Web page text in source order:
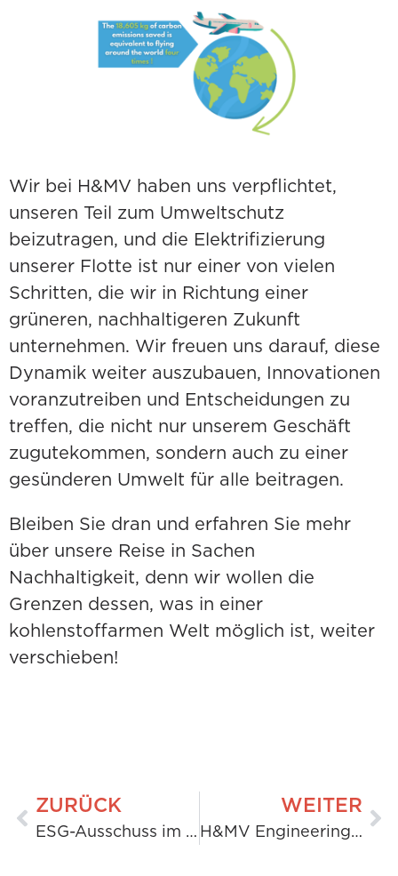
Wir bei H&MV haben uns verpflichtet,
unseren Teil zum Umweltschutz
beizutragen, und die Elektrifizierung
unserer Flotte ist nur einer von vielen
Schritten, die wir in Richtung einer
grüneren, nachhaltigeren Zukunft
unternehmen. Wir freuen uns darauf, diese
Dynamik weiter auszubauen, Innovationen
voranzutreiben und Entscheidungen zu
treffen, die nicht nur unserem Geschäft
zugutekommen, sondern auch zu einer
gesünderen Umwelt für alle beitragen.
Bleiben Sie dran und erfahren Sie mehr
über unsere Reise in Sachen
Nachhaltigkeit, denn wir wollen die
Grenzen dessen, was in einer
kohlenstoffarmen Welt möglich ist, weiter
verschieben!
ZURÜCK
ESG-Ausschuss im Fokus: Ein Gespräch mit einem Mitglied der Biodiversitätsinitiative
WEITER
H&MV Engineering veröffentlicht umfassendes Handbuch für sicheres Fahren in Großbritannien zur Verbesserung der Flottensicherheit